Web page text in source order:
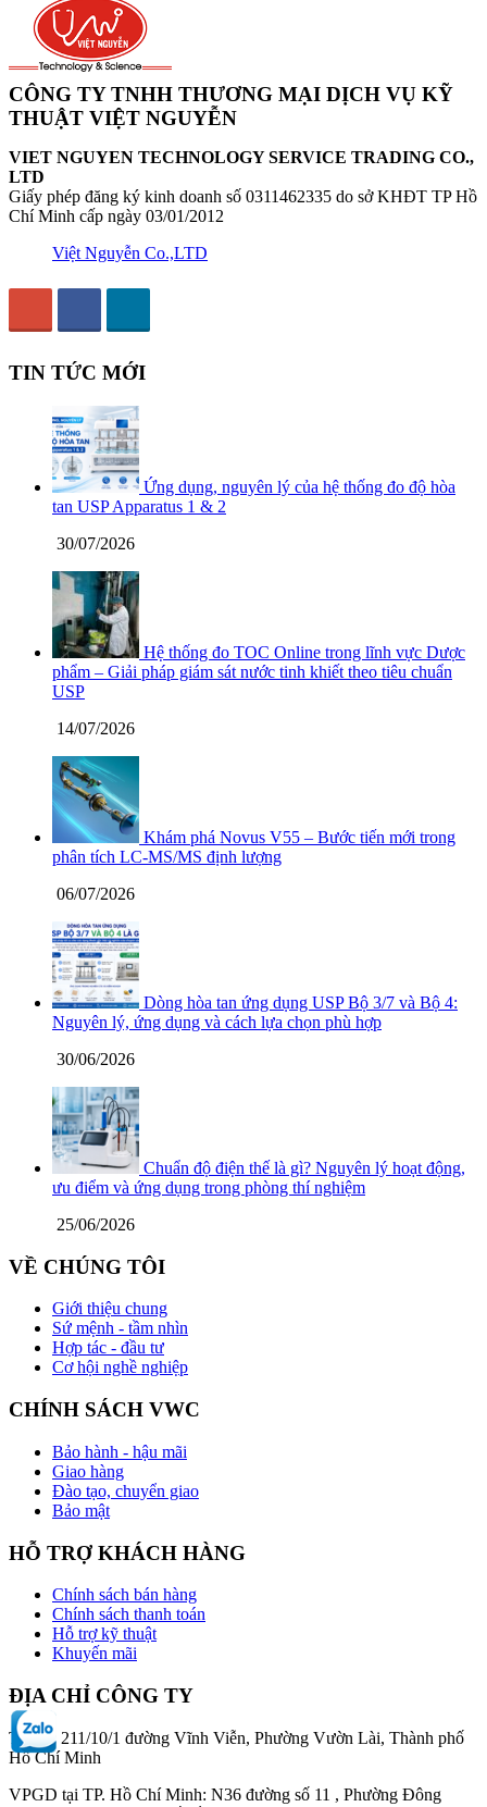
CÔNG TY TNHH THƯƠNG MẠI DỊCH VỤ KỸ
THUẬT VIỆT NGUYỄN
VIET NGUYEN TECHNOLOGY SERVICE TRADING CO.,
LTD
Giấy phép đăng ký kinh doanh số 0311462335 do sở KHĐT TP Hồ
Chí Minh cấp ngày 03/01/2012
Việt Nguyễn Co.,LTD
TIN TỨC MỚI
Ứng dụng, nguyên lý của hệ thống đo độ hòa
tan USP Apparatus 1 & 2
30/07/2026
Hệ thống đo TOC Online trong lĩnh vực Dược
phẩm – Giải pháp giám sát nước tinh khiết theo tiêu chuẩn
USP
14/07/2026
Khám phá Novus V55 – Bước tiến mới trong
phân tích LC-MS/MS định lượng
06/07/2026
Dòng hòa tan ứng dụng USP Bộ 3/7 và Bộ 4:
Nguyên lý, ứng dụng và cách lựa chọn phù hợp
30/06/2026
Chuẩn độ điện thế là gì? Nguyên lý hoạt động,
ưu điểm và ứng dụng trong phòng thí nghiệm
25/06/2026
VỀ CHÚNG TÔI
Giới thiệu chung
Sứ mệnh - tầm nhìn
Hợp tác - đầu tư
Cơ hội nghề nghiệp
CHÍNH SÁCH VWC
Bảo hành - hậu mãi
Giao hàng
Đào tạo, chuyển giao
Bảo mật
HỖ TRỢ KHÁCH HÀNG
Chính sách bán hàng
Chính sách thanh toán
Hỗ trợ kỹ thuật
Khuyến mãi
ĐỊA CHỈ CÔNG TY
Trụ sở: 211/10/1 đường Vĩnh Viễn, Phường Vườn Lài, Thành phố
Hồ Chí Minh
VPGD tại TP. Hồ Chí Minh: N36 đường số 11 , Phường Đông